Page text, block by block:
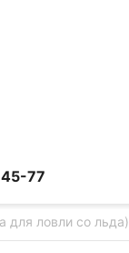
77
для ловли со льда)